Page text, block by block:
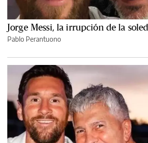
Jorge Messi, la irrupción de la
Pablo Perantuono